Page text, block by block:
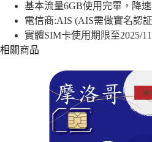
6GB
量
基本流量6GB使用完畢，降
電信商:AIS (AIS需做實名認
實體SIM卡使用期限至2025/
相關商品